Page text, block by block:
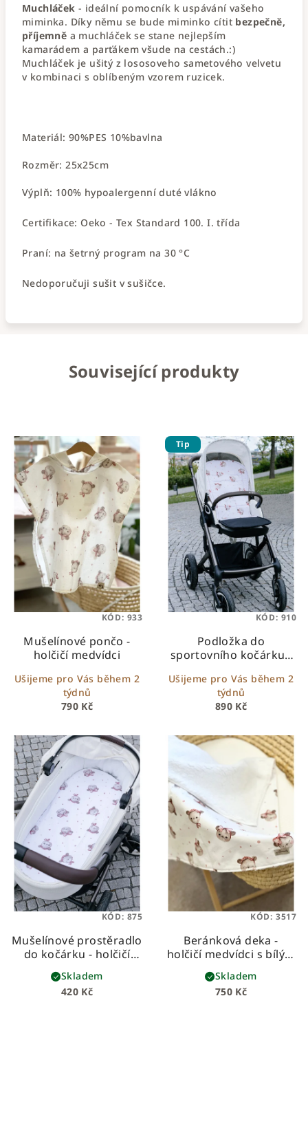
Muchláček - ideální pomocník k uspávání vašeho
miminka. Díky němu se bude miminko cítit bezpečně,
příjemně a muchláček se stane nejlepším
kamarádem a parťákem všude na cestách.:)
Muchláček je ušitý z lososoveho sametového velvetu
v kombinaci s oblíbeným vzorem ruzicek.
Materiál: 90%PES 10%bavlna
Rozměr: 25x25cm
Výplň: 100% hypoalergenní duté vlákno
Certifikace: Oeko - Tex Standard 100. I. třída
Praní: na šetrný program na 30 °C
Nedoporučuji sušit v sušičce.
Související produkty
Mušelínové pončo -
holčičí medvídci
790 Kč
Ušijeme pro Vás během 2
týdnů
KÓD: 933
Tip
Podložka do
sportovního kočárku -
medvídky
890 Kč
Ušijeme pro Vás během 2
týdnů
KÓD: 910
Mušelínové prostěradlo
do kočárku - holčičí
medvídci
420 Kč
Skladem
KÓD: 875
Beránková deka -
holčičí medvídci s bílým
beránkem
beránková deka z
prémiové bavlny a
750 Kč
Skladem
KÓD: 3517